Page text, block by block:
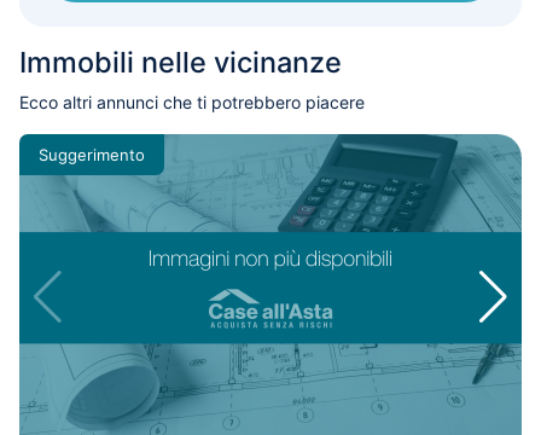
Immobili nelle vicinanze
Ecco altri annunci che ti potrebbero piacere
Suggerimento